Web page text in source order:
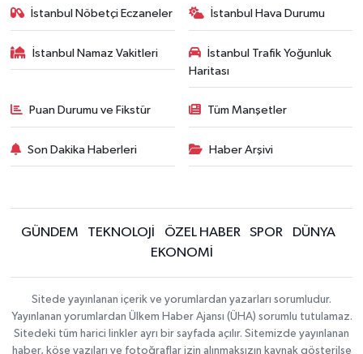
İstanbul Nöbetçi Eczaneler İstanbul Hava Durumu
İstanbul Namaz Vakitleri
İstanbul Trafik Yoğunluk
Haritası
Puan Durumu ve Fikstür Tüm Manşetler
Son Dakika Haberleri Haber Arşivi
GÜNDEM TEKNOLOJİ ÖZEL HABER SPOR
DÜNYA
EKONOMİ
Sitede yayınlanan içerik ve yorumlardan yazarları sorumludur.
Yayınlanan yorumlardan Ülkem Haber Ajansı (ÜHA) sorumlu tutulamaz.
Sitedeki tüm harici linkler ayrı bir sayfada açılır. Sitemizde yayınlanan
haber, köşe yazıları ve fotoğraflar izin alınmaksızın kaynak gösterilse